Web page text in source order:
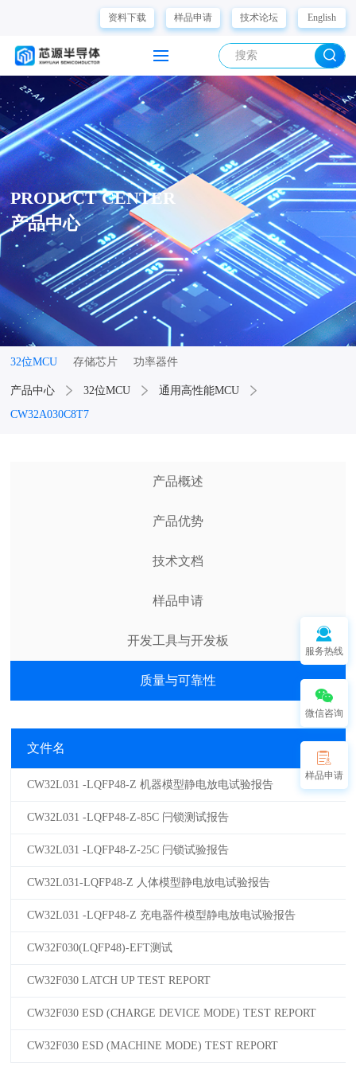
资料下载 样品申请 技术论坛 English
PRODUCT CENTER
产品中心
产品中心 32位MCU
通用高性能MCU
CW32A030C8T7
32位MCU 存储芯片 功率器件
产品概述
产品优势
技术文档
样品申请
开发工具与开发板
质量与可靠性
文件名
CW32L031 -LQFP48-Z 机器模型静电放电试验报告
CW32L031 -LQFP48-Z-85C 闩锁测试报告
CW32L031 -LQFP48-Z-25C 闩锁试验报告
CW32L031-LQFP48-Z 人体模型静电放电试验报告
CW32L031 -LQFP48-Z 充电器件模型静电放电试验报告
CW32F030(LQFP48)-EFT测试
CW32F030 LATCH UP TEST REPORT
CW32F030 ESD (CHARGE DEVICE MODE) TEST REPORT
CW32F030 ESD (MACHINE MODE) TEST REPORT
服务热线
微信咨询
样品申请